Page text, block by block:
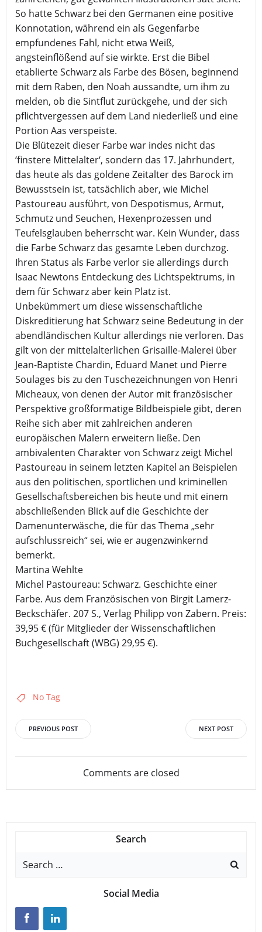
So hatte Schwarz bei den Germanen eine positive
Konnotation, während ein als Gegenfarbe
empfundenes Fahl, nicht etwa Weiß,
angsteinflößend auf sie wirkte. Erst die Bibel
etablierte Schwarz als Farbe des Bösen, beginnend
mit dem Raben, den Noah aussandte, um ihm zu
melden, ob die Sintflut zurückgehe, und der sich
pflichtvergessen auf dem Land niederließ und eine
Portion Aas verspeiste.
Die Blütezeit dieser Farbe war indes nicht das
‘finstere Mittelalter‘, sondern das 17. Jahrhundert,
das heute als das goldene Zeitalter des Barock im
Bewusstsein ist, tatsächlich aber, wie Michel
Pastoureau ausführt, von Despotismus, Armut,
Schmutz und Seuchen, Hexenprozessen und
Teufelsglauben beherrscht war. Kein Wunder, dass
die Farbe Schwarz das gesamte Leben durchzog.
Ihren Status als Farbe verlor sie allerdings durch
Isaac Newtons Entdeckung des Lichtspektrums, in
dem für Schwarz aber kein Platz ist.
Unbekümmert um diese wissenschaftliche
Diskreditierung hat Schwarz seine Bedeutung in der
abendländischen Kultur allerdings nie verloren. Das
gilt von der mittelalterlichen Grisaille-Malerei über
Jean-Baptiste Chardin, Eduard Manet und Pierre
Soulages bis zu den Tuschezeichnungen von Henri
Micheaux, von denen der Autor mit französischer
Perspektive großformatige Bildbeispiele gibt, deren
Reihe sich aber mit zahlreichen anderen
europäischen Malern erweitern ließe. Den
ambivalenten Charakter von Schwarz zeigt Michel
Pastoureau in seinem letzten Kapitel an Beispielen
aus den politischen, sportlichen und kriminellen
Gesellschaftsbereichen bis heute und mit einem
abschließenden Blick auf die Geschichte der
Damenunterwäsche, die für das Thema „sehr
aufschlussreich“ sei, wie er augenzwinkernd
bemerkt.
Martina Wehlte
Michel Pastoureau: Schwarz. Geschichte einer
Farbe. Aus dem Französischen von Birgit Lamerz-
Beckschäfer. 207 S., Verlag Philipp von Zabern. Preis:
39,95 € (für Mitglieder der Wissenschaftlichen
Buchgesellschaft (WBG) 29,95 €).
No Tag
Beitrags-
Navigation
PREVIOUS POST
Beitrags-
Navigation
NEXT POST
Comments are closed
Search
Search
Social Media